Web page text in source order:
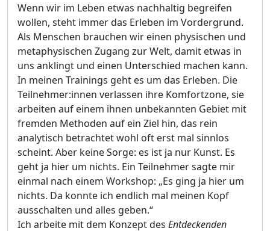
Wenn wir im Leben etwas nachhaltig begreifen
wollen, steht immer das Erleben im Vordergrund.
Als Menschen brauchen wir einen physischen und
metaphysischen Zugang zur Welt, damit etwas in
uns anklingt und einen Unterschied machen kann.
In meinen Trainings geht es um das Erleben. Die
Teilnehmer:innen verlassen ihre Komfortzone, sie
arbeiten auf einem ihnen unbekannten Gebiet mit
fremden Methoden auf ein Ziel hin, das rein
analytisch betrachtet wohl oft erst mal sinnlos
scheint. Aber keine Sorge: es ist ja nur Kunst. Es
geht ja hier um nichts. Ein Teilnehmer sagte mir
einmal nach einem Workshop: „Es ging ja hier um
nichts. Da konnte ich endlich mal meinen Kopf
ausschalten und alles geben.“
Ich arbeite mit dem Konzept des Entdeckenden